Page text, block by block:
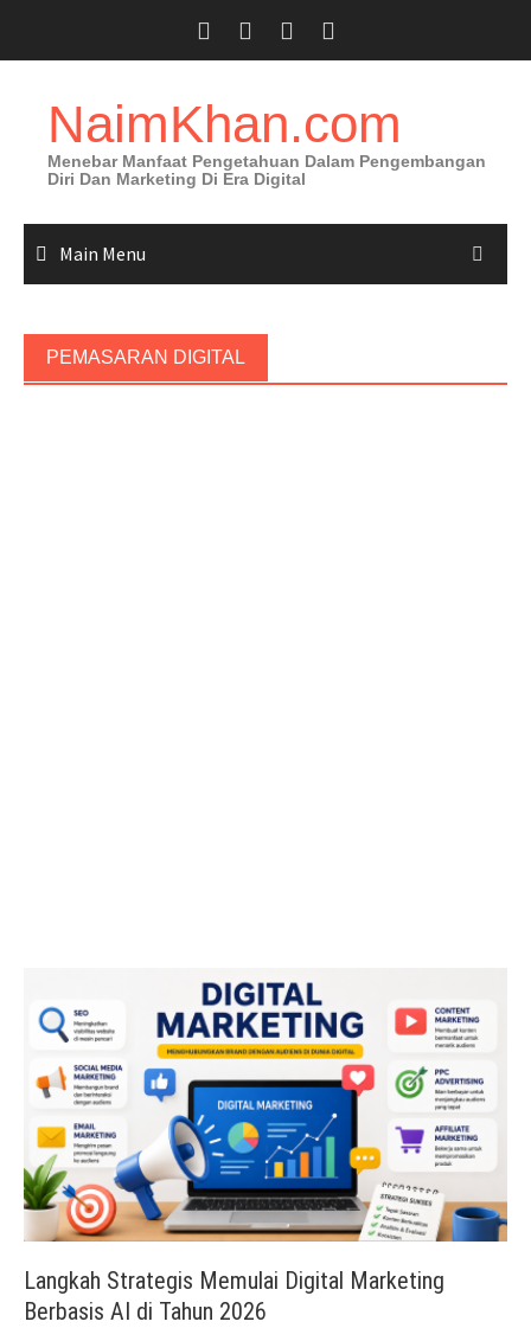
NaimKhan.com
Menebar Manfaat Pengetahuan Dalam Pengembangan
Diri Dan Marketing Di Era Digital
Main Menu
PEMASARAN DIGITAL
Langkah Strategis Memulai Digital Marketing
Berbasis AI di Tahun 2026